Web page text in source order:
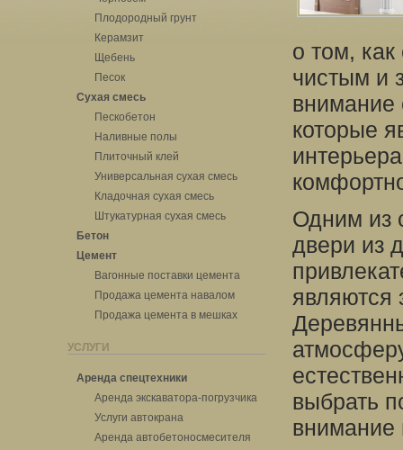
Плодородный грунт
Керамзит
Щебень
Песок
Сухая смесь
Пескобетон
Наливные полы
Плиточный клей
Универсальная сухая смесь
Кладочная сухая смесь
Штукатурная сухая смесь
Бетон
Цемент
Вагонные поставки цемента
Продажа цемента навалом
Продажа цемента в мешках
УСЛУГИ
Аренда спецтехники
Аренда экскаватора-погрузчика
Услуги автокрана
Аренда автобетоносмесителя
о том, как
чистым и
внимание
которые
Одним из
двери из
являются
выбрать
внимание